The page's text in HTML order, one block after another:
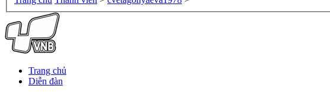
Trang chủ
Diễn đàn